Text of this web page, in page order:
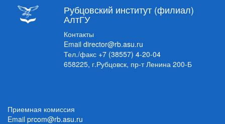
Рубцовский институт (филиал)
АлтГУ
Контакты
Email director@rb.asu.ru
Тел./факс +7 (38557) 4-20-04
658225, г.Рубцовск, пр-т Ленина 200-Б
Приемная комиссия
Email prcom@rb.asu.ru